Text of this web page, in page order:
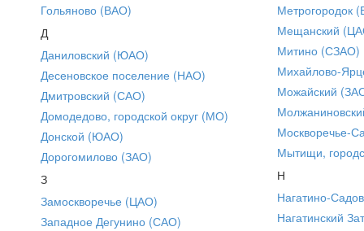
Гольяново (ВАО)
Д
Даниловский (ЮАО)
Десеновское поселение (НАО)
Дмитровский (САО)
Домодедово, городской округ (МО)
Донской (ЮАО)
Дорогомилово (ЗАО)
З
Замоскворечье (ЦАО)
Западное Дегунино (САО)
Метрогородок
Мещанский
Митино (СЗАО)
Михайлово-
Можайский
Москворечье-
Мытищи,
Н
Нагатино-
Нагатинский